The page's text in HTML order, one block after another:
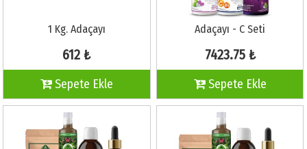
1 Kg. Adaçayı
612 ₺
Sepete Ekle
Adaçayı - C Seti
7423.75 ₺
Sepete Ekle